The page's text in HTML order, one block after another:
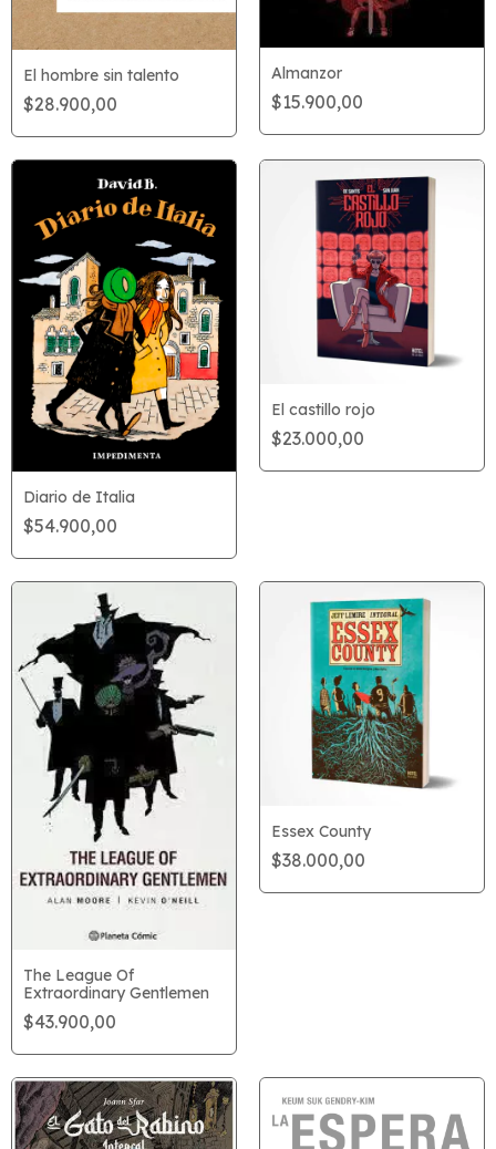
El hombre sin talento
$28.900,00
Almanzor
$15.900,00
Diario de Italia
$54.900,00
El castillo rojo
$23.000,00
The League Of
Extraordinary Gentlemen
$43.900,00
Essex County
$38.000,00